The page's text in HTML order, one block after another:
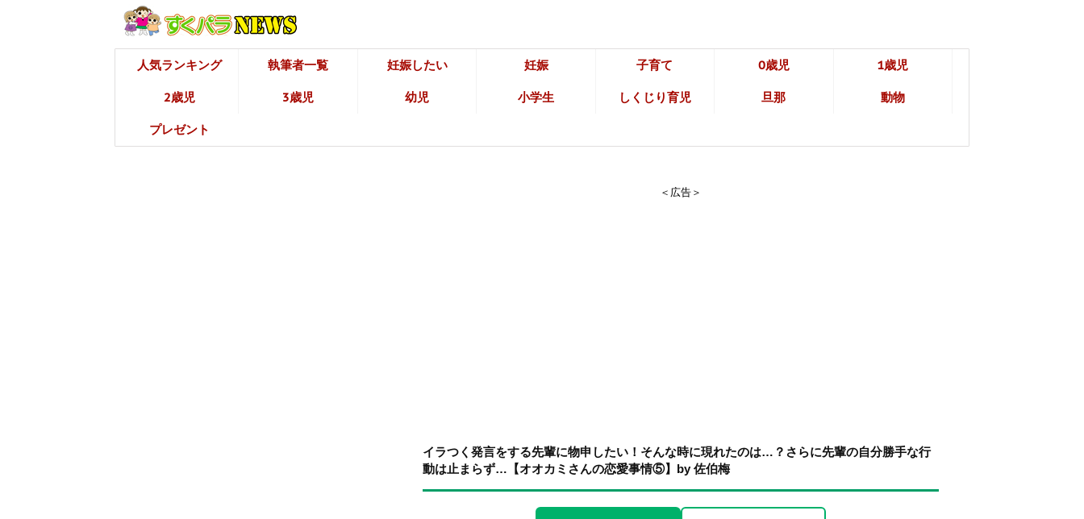
人気ランキング 執筆者一覧 妊娠したい 妊娠 子育て 0歳児 1歳児
2歳児 3歳児 幼児 小学生 しくじり育児 旦那 動物
プレゼント
＜広告＞
イラつく発言をする先輩に物申したい！そんな時に現れたのは…？さらに先輩の自分勝手な行
動は止まらず…【オオカミさんの恋愛事情⑤】by 佐伯梅